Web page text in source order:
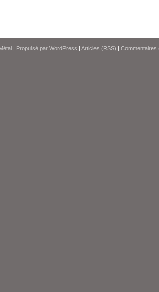
| Propulsé par WordPress | Articles (RSS) | Commentaires